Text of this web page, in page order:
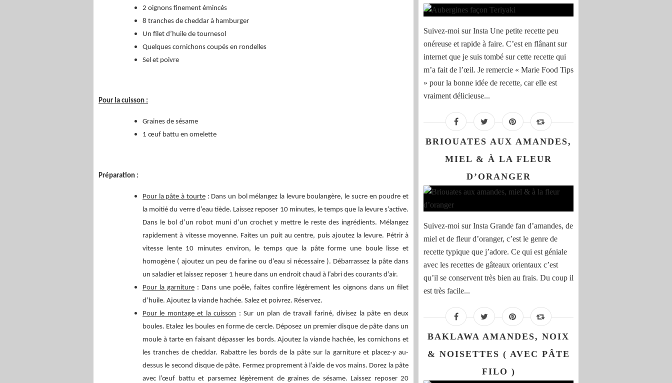
2 oignons finement émincés
8 tranches de cheddar à hamburger
Un filet d’huile de tournesol
Quelques cornichons coupés en rondelles
Sel et poivre
Pour la cuisson :
Graines de sésame
1 œuf battu en omelette
Préparation :
Pour la pâte à tourte: Dans un bol mélangez la levure boulangère, le sucre en poudre et
la moitié du verre d’eau tiède. Laissez reposer 10 minutes, le temps que la levure s’active.
Dans le bol d’un robot muni d’un crochet y mettre le reste des ingrédients. Mélangez
rapidement à vitesse moyenne. Faites un puit au centre, puis ajoutez la levure. Pétrir à
vitesse lente 10 minutes environ, le temps que la pâte forme une boule lisse et
homogène ( ajoutez un peu de farine ou d’eau si nécessaire ). Débarrassez la pâte dans
un saladier et laissez reposer 1 heure dans un endroit chaud à l’abri des courants d’air.
Pour la garniture: Dans une poêle, faites confire légèrement les oignons dans un filet
d’huile. Ajoutez la viande hachée. Salez et poivrez. Réservez.
Pour le montage et la cuisson : Sur un plan de travail fariné, divisez la pâte en deux
boules. Etalez les boules en forme de cercle. Déposez un premier disque de pâte dans un
moule à tarte en faisant dépasser les bords. Ajoutez la viande hachée, les cornichons et
les tranches de cheddar. Rabattre les bords de la pâte sur la garniture et placez-y au-
dessus le second disque de pâte. Fermez proprement à l’aide de vos mains. Dorez la pâte
avec l’œuf battu et parsemez légèrement de graines de sésame. Laissez reposer 20
Suivez-moi sur Insta Une petite recette peu
onéreuse et rapide à faire. C’est en flânant sur
internet que je suis tombé sur cette recette qui
m’a fait de l’œil. Je remercie « Marie Food Tips
» pour la bonne idée de recette, car elle est
vraiment délicieuse...
BRIOUATES AUX AMANDES,
MIEL & À LA FLEUR
D’ORANGER
Suivez-moi sur Insta Grande fan d’amandes, de
miel et de fleur d’oranger, c’est le genre de
recette typique que j’adore. Ce qui est géniale
avec les recettes de gâteaux orientaux c’est
qu’il se conservent très bien au frais. Du coup il
est très facile...
BAKLAWA AMANDES, NOIX
& NOISETTES ( AVEC PÂTE
FILO )